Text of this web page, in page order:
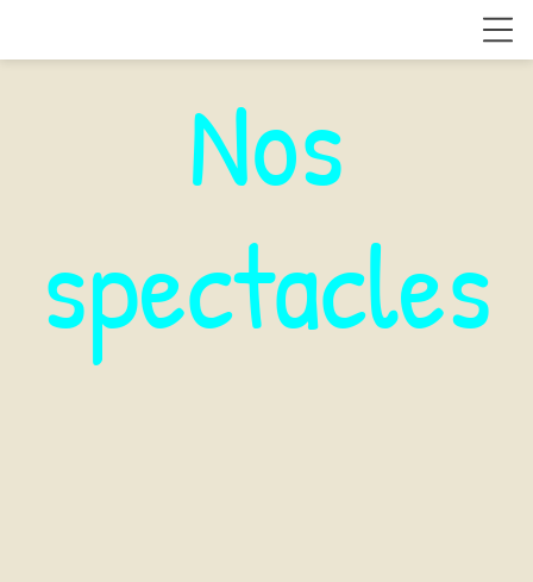
Nos
spectacles